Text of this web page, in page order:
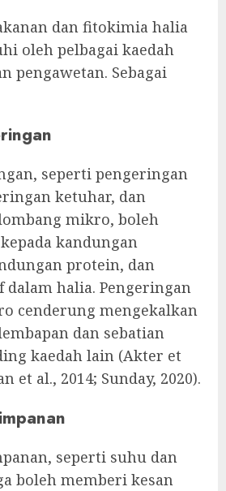
dan fitokimia halia
oleh pelbagai kaedah
pengawetan. Sebagai
seperti pengeringan
ketuhar, dan
mikro, boleh
kandungan
protein, dan
dalam halia. Pengeringan
cenderung mengekalkan
dan sebatian
kaedah lain (Akter et
et al., 2014; Sunday, 2020).
seperti suhu dan
boleh memberi kesan